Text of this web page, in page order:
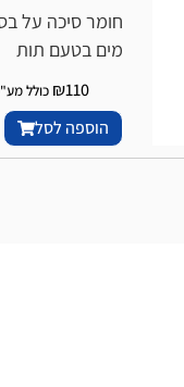
סיכה על בסיס
בטעם תות
כולל מע"מ
הוספה לסל